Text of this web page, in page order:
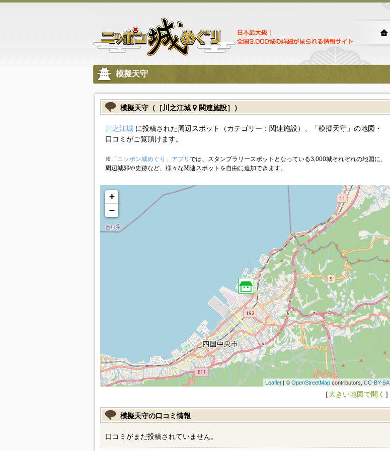
模擬天守
模擬天守（［川之江城 関連施設］）
川之江城に投稿された周辺スポット（カテゴリー：関連施設）、「模擬天守」の地図・
口コミがご覧頂けます。
※ 「ニッポン城めぐり」アプリ では、スタンプラリースポットとなっている3,000城それぞれの地図に、
周辺城郭や史跡など、様々な関連スポットを自由に追加できます。
+
−
Leaflet| © OpenStreetMapcontributors,CC-BY-SA
［大きい地図で開く ］
模擬天守の口コミ情報
口コミがまだ投稿されていません。